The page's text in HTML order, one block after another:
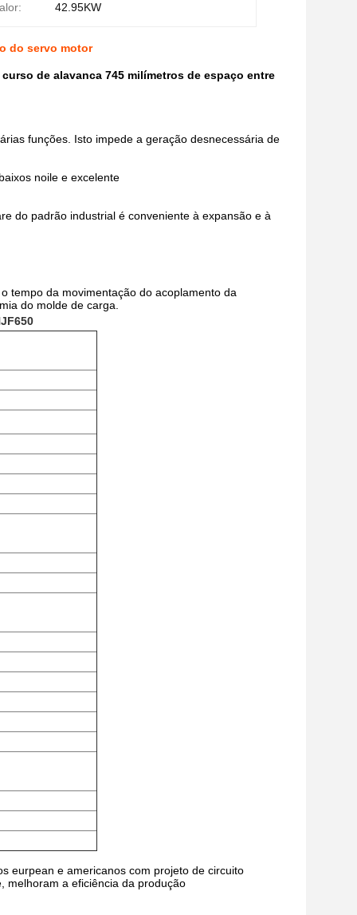
42.95KW
do servo motor
de alavanca 745 milímetros de espaço entre
funções. Isto impede a geração desnecessária de
noile e excelente
do padrão industrial é conveniente à expansão e à
tempo da movimentação do acoplamento da
do molde de carga.
eurpean e americanos com projeto de circuito
melhoram a eficiência da produção